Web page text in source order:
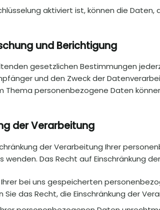
aktiviert ist, können die
und Berichtigung
gesetzlichen Bestimmungen
und den Zweck der
Thema personenbezogene Daten
der Verarbeitung
der Verarbeitung Ihrer
wenden. Das Recht auf Einschränkung
bei uns gespeicherten
Sie das Recht, die Einschränkung der